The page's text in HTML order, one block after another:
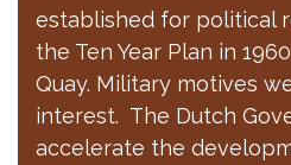
established for political
the Ten Year Plan in
Quay. Military motives
interest. The Dutch
accelerate the